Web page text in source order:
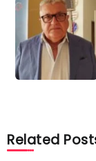
Related